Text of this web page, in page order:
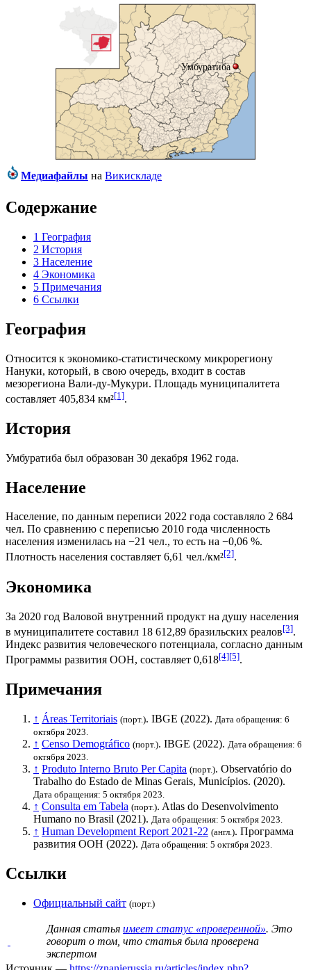
Умбуратиба
Медиафайлы на Викискладе
Содержание
1 География
2 История
3 Население
4 Экономика
5 Примечания
6 Ссылки
География
Относится к экономико-статистическому микрорегиону
Нануки, который, в свою очередь, входит в состав
мезорегиона Вали-ду-Мукури. Площадь муниципалитета
составляет 405,834 км²[1].
История
Умбуратиба был образован 30 декабря 1962 года.
Население
Население, по данным переписи 2022 года составляло 2 684
чел. По сравнению с переписью 2010 года численность
населения изменилась на −21 чел., то есть на −0,06 %.
Плотность населения составляет 6,61 чел./км²[2].
Экономика
За 2020 год Валовой внутренний продукт на душу населения
в муниципалитете составил 18 612,89 бразильских реалов[3].
Индекс развития человеческого потенциала, согласно данным
Программы развития ООН, составляет 0,618[4][5].
Примечания
↑ Áreas Territoriais (порт.). IBGE (2022). Дата обращения: 6
октября 2023.
↑ Censo Demográfico (порт.). IBGE (2022). Дата обращения: 6
октября 2023.
↑ Produto Interno Bruto Per Capita (порт.). Observatório do
Trabalho do Estado de Minas Gerais, Municípios. (2020).
Дата обращения: 5 октября 2023.
↑ Consulta em Tabela (порт.). Atlas do Desenvolvimento
Humano no Brasil (2021). Дата обращения: 5 октября 2023.
↑ Human Development Report 2021-22 (англ.). Программа
развития ООН (2022). Дата обращения: 5 октября 2023.
Ссылки
Официальный сайт (порт.)
Данная статья имеет статус «проверенной». Это
говорит о том, что статья была проверена
экспертом